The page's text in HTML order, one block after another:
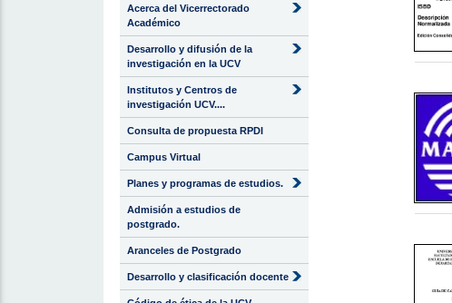
Acerca del Vicerrectorado
Académico
Desarrollo y difusión de la
investigación en la UCV
Institutos y Centros de
investigación UCV....
Consulta de propuesta RPDI
Campus Virtual
Planes y programas de estudios.
Admisión a estudios de
postgrado.
Aranceles de Postgrado
Desarrollo y clasificación docente